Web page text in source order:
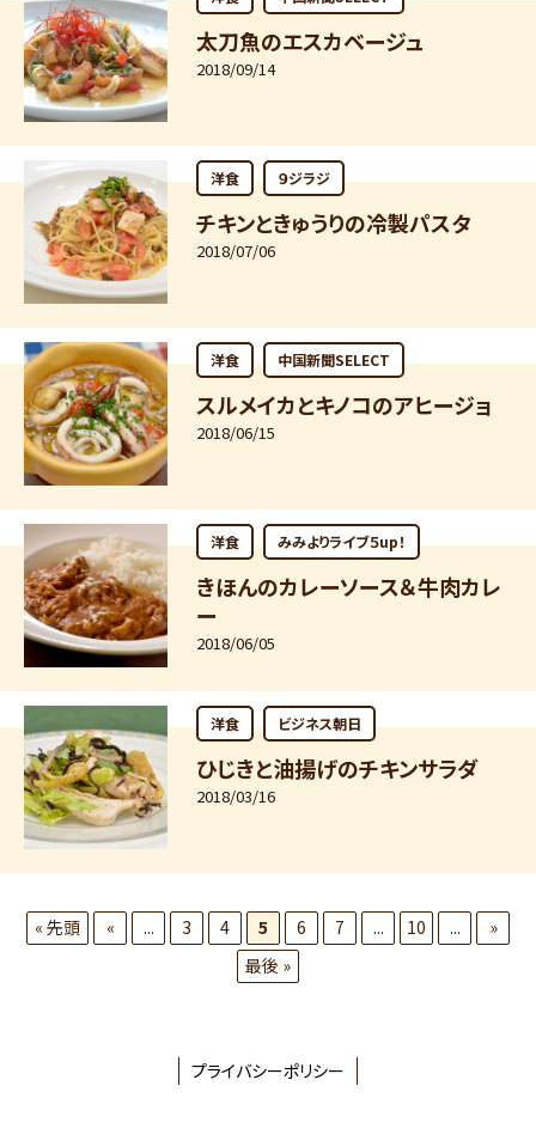
太刀魚のエスカベージュ
2018/09/14
洋食 ９ジラジ
チキンときゅうりの冷製パスタ
2018/07/06
洋食 中国新聞SELECT
スルメイカとキノコのアヒージョ
2018/06/15
洋食 みみよりライブ５up！
きほんのカレーソース＆牛肉カレ
ー
2018/06/05
洋食 ビジネス朝日
ひじきと油揚げのチキンサラダ
2018/03/16
« 先頭 « ... 3 4 5 6 7 ... 10 ...
»
最後 »
プライバシーポリシー